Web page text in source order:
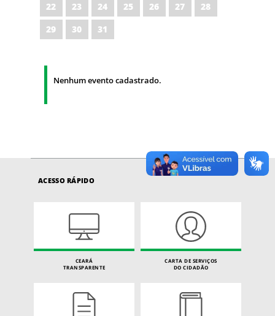
22
23 24 25 26 27
28
29
30 31
Nenhum evento cadastrado.
ACESSO RÁPIDO
CEARÁ
TRANSPARENTE
CARTA DE SERVIÇOS
DO CIDADÃO